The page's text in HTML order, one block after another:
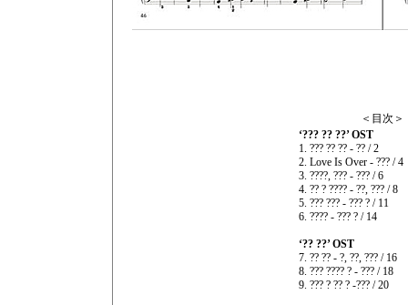
＜目次＞
‘??? ?? ??’ OST
1. ??? ?? ?? - ?? / 2
2. Love Is Over - ??? / 4
3. ????, ??? - ??? / 6
4. ?? ? ???? - ??, ??? / 8
5. ??? ??? - ??? ? / 11
6. ???? - ??? ? / 14
‘?? ??’ OST
7. ?? ?? - ?, ??, ??? / 16
8. ??? ???? ? - ??? / 18
9. ??? ? ?? ? -??? / 20